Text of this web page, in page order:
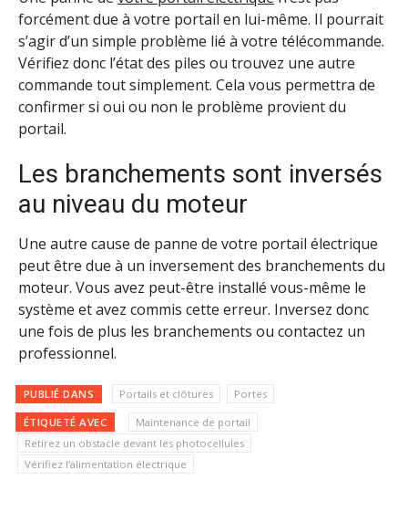
forcément due à votre portail en lui-même. Il pourrait
s’agir d’un simple problème lié à votre télécommande.
Vérifiez donc l’état des piles ou trouvez une autre
commande tout simplement. Cela vous permettra de
confirmer si oui ou non le problème provient du
portail.
Les branchements sont inversés
au niveau du moteur
Une autre cause de panne de votre portail électrique
peut être due à un inversement des branchements du
moteur. Vous avez peut-être installé vous-même le
système et avez commis cette erreur. Inversez donc
une fois de plus les branchements ou contactez un
professionnel.
PUBLIÉ DANS Portails et clôtures Portes
ÉTIQUETÉ AVEC
Maintenance de portail
Retirez un obstacle devant les photocellules
Vérifiez l’alimentation électrique